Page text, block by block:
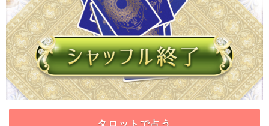
タロットで占う